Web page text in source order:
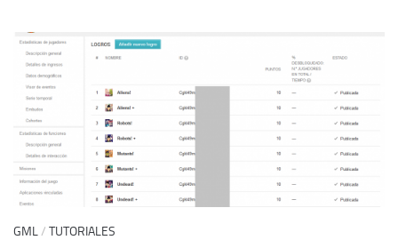
GML/ TUTORIALES